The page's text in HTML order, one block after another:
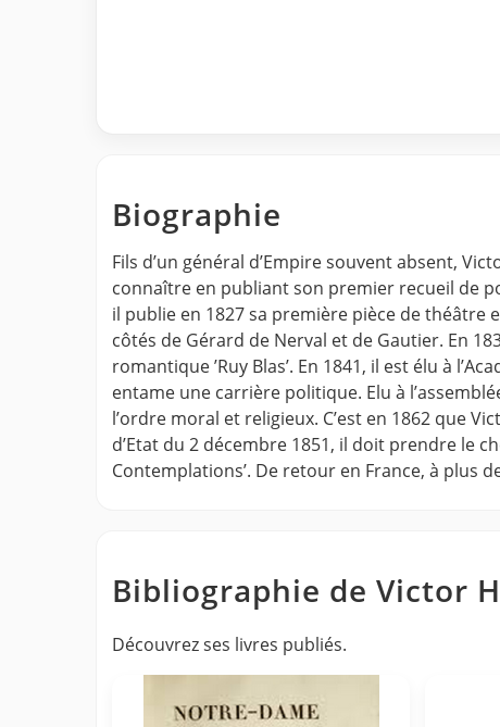
Biographie
Fils d’un général d’Empire souvent absent,
connaître en publiant son premier recueil de
il publie en 1827 sa première pièce de théâtre
côtés de Gérard de Nerval et de Gautier. En
romantique ’Ruy Blas’. En 1841, il est élu à
entame une carrière politique. Elu à
l’ordre moral et religieux. C’est en 1862 que
d’Etat du 2 décembre 1851, il doit prendre le
Contemplations’. De retour en France, à plus
Bibliographie de Victor
Découvrez ses livres publiés.